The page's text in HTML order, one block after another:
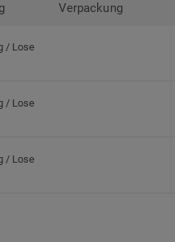
Verpackung
/ Lose
/ Lose
/ Lose